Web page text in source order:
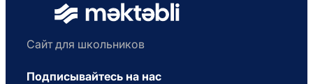
Сайт для школьников
Подписывайтесь на нас